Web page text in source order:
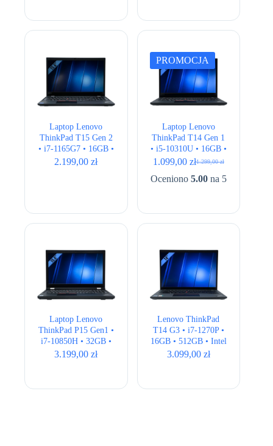
Laptop Lenovo
ThinkPad T15 Gen 2
• i7-1165G7 • 16GB •
256GB • Intel Iris Xe
2.199,00zł
PROMOCJA
Laptop Lenovo
ThinkPad T14 Gen 1
• i5-10310U • 16GB •
256GB • Intel UHD •
1.299,00zł
Pierwotna
cena
1.099,00 zł
Aktualna
cena
Oceniono 5.00na 5
Laptop Lenovo
ThinkPad P15 Gen1 •
i7-10850H • 32GB •
512GB • Quadro RTX
3.199,00zł
Lenovo ThinkPad
T14 G3 • i7-1270P •
16GB • 512GB • Intel
Iris Xe • 14,1″
3.099,00 zł